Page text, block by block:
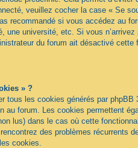
veuillez cocher la case « Se
recommandé si vous accédez au
une université, etc. Si vous
du forum ait désactivé cette
» ?
tous les cookies générés par phpBB
au forum. Les cookies permettent
lus) dans le cas où cette
des problèmes récurrents
cookies.